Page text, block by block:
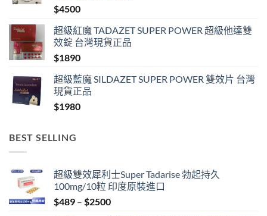
$4500
超級紅魔 TADAZET SUPER POWER 超級他達雙
效錠 台灣現貨正品
$1890
超級藍魔 SILDAZET SUPER POWER 雙效片 台灣
現貨正品
$1980
BEST SELLING
超級雙效犀利士Super Tadarise 勃起持久
100mg/10粒 印度原裝進口
$489 – $2500Price